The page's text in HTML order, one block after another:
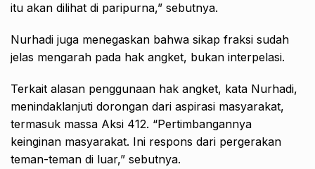
itu akan dilihat di paripurna,” sebutnya.
Nurhadi juga menegaskan bahwa sikap fraksi sudah
jelas mengarah pada hak angket, bukan interpelasi.
Terkait alasan penggunaan hak angket, kata Nurhadi,
menindaklanjuti dorongan dari aspirasi masyarakat,
termasuk massa Aksi 412. “Pertimbangannya
keinginan masyarakat. Ini respons dari pergerakan
teman-teman di luar,” sebutnya.